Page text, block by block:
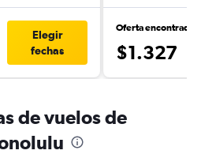
Elegir
fechas
Oferta encontrada
$1.327
de vuelos de